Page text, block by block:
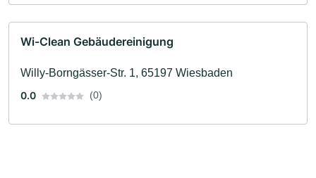
Wi-Clean Gebäudereinigung
Willy-Borngässer-Str. 1, 65197 Wiesbaden
0.0
(0)